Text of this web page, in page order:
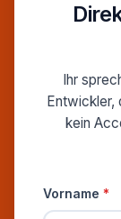
Ihr
Entwickler,
kein
Vorname *